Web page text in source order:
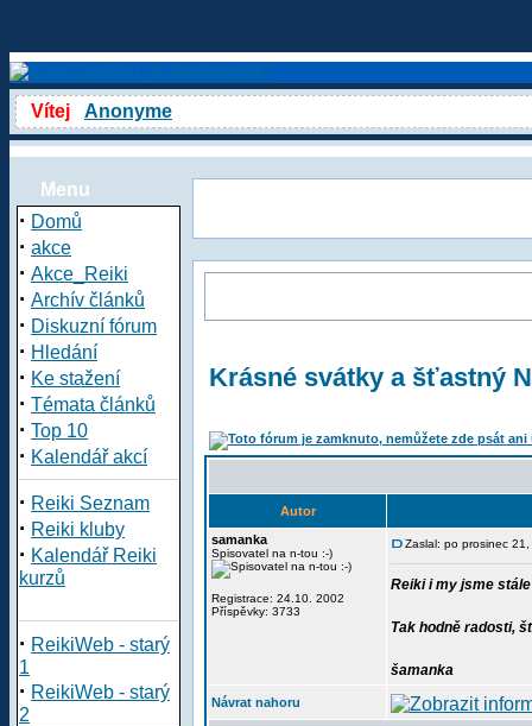
Vítej Anonyme
Menu
· Domů
· akce
· Akce_Reiki
· Archív článků
· Diskuzní fórum
· Hledání
· Ke stažení
· Témata článků
· Top 10
· Kalendář akcí
· Reiki Seznam
· Reiki kluby
· Kalendář Reiki
kurzů
· ReikiWeb - starý
1
· ReikiWeb - starý
2
Krásné svátky a šťastný
Autor
samanka
Spisovatel na n-tou :-)
Registrace: 24.10. 2002
Příspěvky: 3733
Zaslal: po prosinec
Reiki i my jsme
Tak hodně radosti,
šamanka
Návrat nahoru